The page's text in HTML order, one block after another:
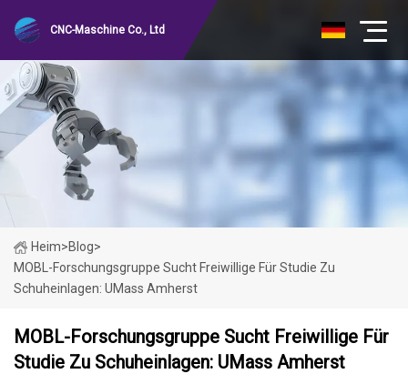
CNC-Maschine Co., Ltd
Heim>Blog>
MOBL-Forschungsgruppe Sucht Freiwillige Für Studie Zu
Schuheinlagen: UMass Amherst
MOBL-Forschungsgruppe Sucht Freiwillige Für
Studie Zu Schuheinlagen: UMass Amherst